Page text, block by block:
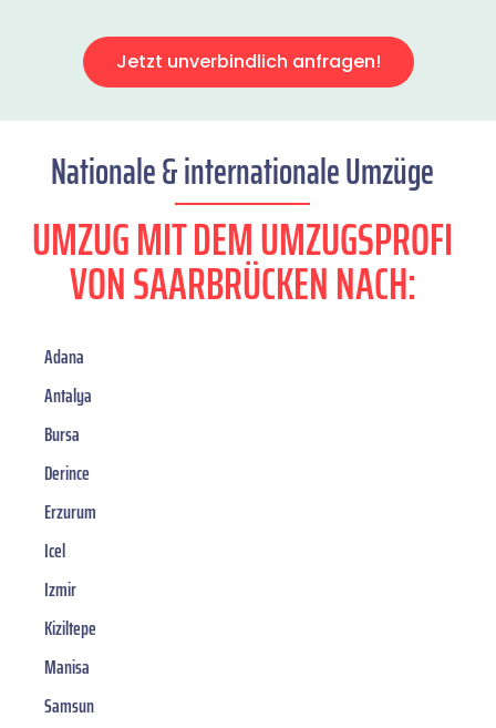
Jetzt unverbindlich anfragen!
Nationale & internationale Umzüge
UMZUG MIT DEM UMZUGSPROFI
VON SAARBRÜCKEN NACH:
Adana
Antalya
Bursa
Derince
Erzurum
Icel
Izmir
Kiziltepe
Manisa
Samsun